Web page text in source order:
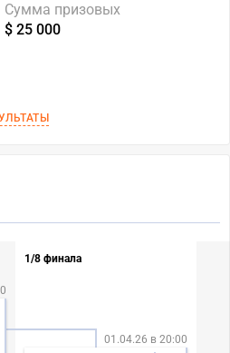
Сумма призовых
$ 25 000
1/8 финала
01.04.26 в 20:00